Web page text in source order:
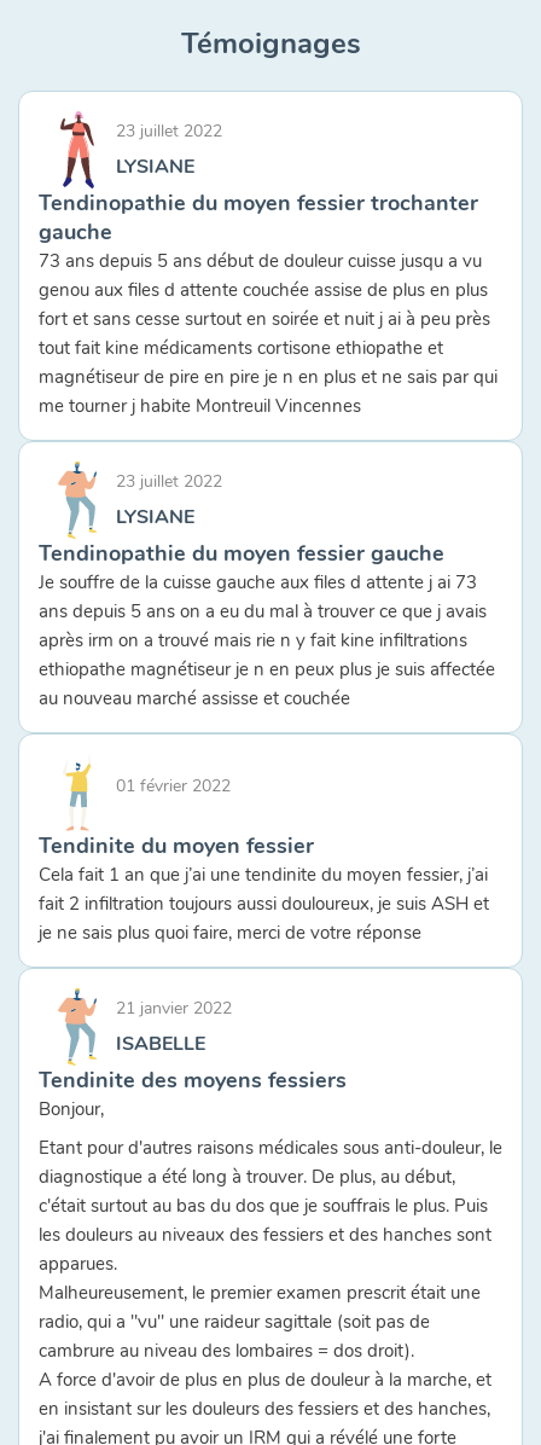
Témoignages
23 juillet 2022
LYSIANE
Tendinopathie du moyen fessier trochanter
gauche
73 ans depuis 5 ans début de douleur cuisse jusqu a vu
genou aux files d attente couchée assise de plus en plus
fort et sans cesse surtout en soirée et nuit j ai à peu près
tout fait kine médicaments cortisone ethiopathe et
magnétiseur de pire en pire je n en plus et ne sais par qui
me tourner j habite Montreuil Vincennes
23 juillet 2022
LYSIANE
Tendinopathie du moyen fessier gauche
Je souffre de la cuisse gauche aux files d attente j ai 73
ans depuis 5 ans on a eu du mal à trouver ce que j avais
après irm on a trouvé mais rie n y fait kine infiltrations
ethiopathe magnétiseur je n en peux plus je suis affectée
au nouveau marché assisse et couchée
01 février 2022
Tendinite du moyen fessier
Cela fait 1 an que j’ai une tendinite du moyen fessier, j’ai
fait 2 infiltration toujours aussi douloureux, je suis ASH et
je ne sais plus quoi faire, merci de votre réponse
21 janvier 2022
ISABELLE
Tendinite des moyens fessiers
Bonjour,
Etant pour d'autres raisons médicales sous anti-douleur, le
diagnostique a été long à trouver. De plus, au début,
c'était surtout au bas du dos que je souffrais le plus. Puis
les douleurs au niveaux des fessiers et des hanches sont
apparues.
Malheureusement, le premier examen prescrit était une
radio, qui a "vu" une raideur sagittale (soit pas de
cambrure au niveau des lombaires = dos droit).
A force d'avoir de plus en plus de douleur à la marche, et
en insistant sur les douleurs des fessiers et des hanches,
j'ai finalement pu avoir un IRM qui a révélé une forte